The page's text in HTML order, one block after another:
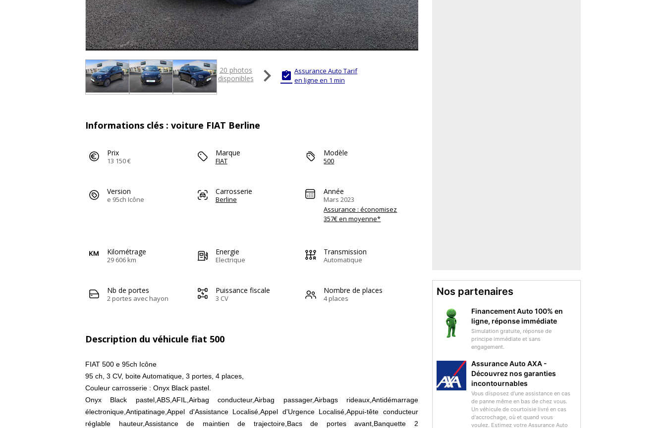
20 photos
disponibles
  Assurance Auto Tarif
en ligne en 1 min
Informations clés : voiture FIAT Berline
Prix
13 150 €
Marque
FIAT
Modèle
500
Version
e 95ch Icône
Carrosserie
Berline
Année
Mars 2023
Assurance : économisez
357€ en moyenne*
Kilométrage
29 606 km
Energie
Electrique
Transmission
Automatique
Nb de portes
2 portes avec hayon
Puissance fiscale
3 CV
Nombre de places
4 places
Description du véhicule fiat 500
FIAT 500 e 95ch Icône
95 ch, 3 CV, boite Automatique, 3 portes, 4 places,
Couleur carrosserie : Onyx Black pastel.
Onyx Black pastel,ABS,AFIL,Airbag conducteur,Airbag passager,Airbags rideaux,Antidémarrage
électronique,Antipatinage,Appel d'Assistance Localisé,Appel d'Urgence Localisé,Appui-tête conducteur
réglable hauteur,Assistance de maintien de trajectoire,Bacs de portes avant,Banquette 2
Nos partenaires
Financement Auto 100% en
ligne, réponse immédiate
Simulation gratuite, réponse de
principe immédiate et sans
engagement.
Assurance Auto AXA -
Découvrez nos garanties
incontournables
Vous disposez d'une assistance en cas
de panne même en bas de chez vous.
Un véhicule de courtoisie livré en cas
d'accrochage, où et quand vous
voulez. Estimez votre Assurance Auto